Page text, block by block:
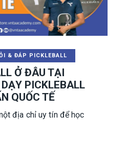
& ĐÁP PICKLEBALL
Ở ĐÂU TẠI
PICKLEBALL
QUỐC TẾ
địa chỉ uy tín để học